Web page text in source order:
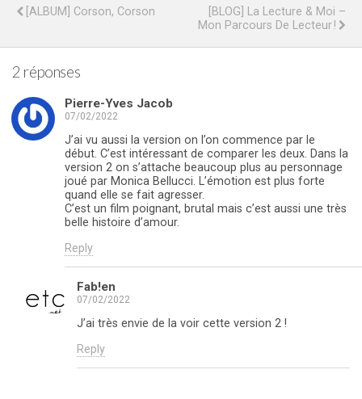
[ALBUM] Corson, Corson
[BLOG] La Lecture & Moi –
Mon Parcours De Lecteur !
2 réponses
Pierre-Yves Jacob
07/02/2022
J’ai vu aussi la version on l’on commence par le
début. C’est intéressant de comparer les deux. Dans la
version 2 on s’attache beaucoup plus au personnage
joué par Monica Bellucci. L’émotion est plus forte
quand elle se fait agresser.
C’est un film poignant, brutal mais c’est aussi une très
belle histoire d’amour.
Reply
Fab!en
07/02/2022
J’ai très envie de la voir cette version 2 !
Reply